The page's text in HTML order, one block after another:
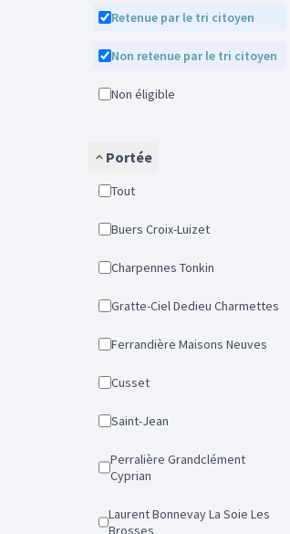
Retenue par le tri citoyen
Non retenue par le tri citoyen
Non éligible
Portée
Tout
Buers Croix-Luizet
Charpennes Tonkin
Gratte-Ciel Dedieu Charmettes
Ferrandière Maisons Neuves
Cusset
Saint-Jean
Perralière Grandclément
Cyprian
Laurent Bonnevay La Soie Les
Brosses